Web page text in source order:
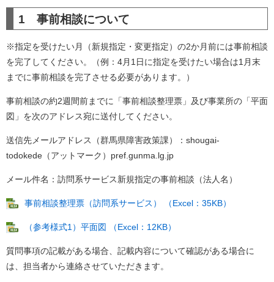
1 事前相談について
※指定を受けたい月（新規指定・変更指定）の2か月前には事前相談
を完了してください。（例：4月1日に指定を受けたい場合は1月末
までに事前相談を完了させる必要があります。）
事前相談の約2週間前までに「事前相談整理票」及び事業所の「平面
図」を次のアドレス宛に送付してください。
送信先メールアドレス（群馬県障害政策課）：shougai-
todokede（アットマーク）pref.gunma.lg.jp
メール件名：訪問系サービス新規指定の事前相談（法人名）
事前相談整理票（訪問系サービス） （Excel：35KB）
（参考様式1）平面図 （Excel：12KB）
質問事項の記載がある場合、記載内容について確認がある場合に
は、担当者から連絡させていただきます。